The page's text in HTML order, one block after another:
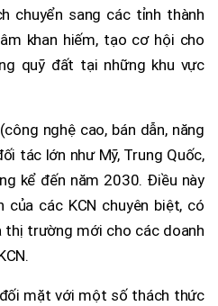
chuyển sang các tỉnh thành
khan hiếm, tạo cơ hội cho
quỹ đất tại những khu vực
nghệ cao, bán dẫn, năng
tác lớn như Mỹ, Trung Quốc,
kể đến năm 2030. Điều này
các KCN chuyên biệt, có
thị trường mới cho các doanh
đối mặt với một số thách thức